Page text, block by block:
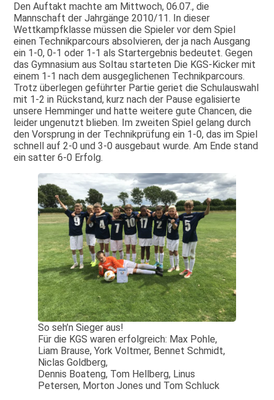
Den Auftakt machte am Mittwoch, 06.07., die
Mannschaft der Jahrgänge 2010/11. In dieser
Wettkampfklasse müssen die Spieler vor dem Spiel
einen Technikparcours absolvieren, der ja nach Ausgang
ein 1-0, 0-1 oder 1-1 als Startergebnis bedeutet. Gegen
das Gymnasium aus Soltau starteten Die KGS-Kicker mit
einem 1-1 nach dem ausgeglichenen Technikparcours.
Trotz überlegen geführter Partie geriet die Schulauswahl
mit 1-2 in Rückstand, kurz nach der Pause egalisierte
unsere Hemminger und hatte weitere gute Chancen, die
leider ungenutzt blieben. Im zweiten Spiel gelang durch
den Vorsprung in der Technikprüfung ein 1-0, das im Spiel
schnell auf 2-0 und 3-0 ausgebaut wurde. Am Ende stand
ein satter 6-0 Erfolg.
So seh’n Sieger aus!
Für die KGS waren erfolgreich: Max Pohle,
Liam Brause, York Voltmer, Bennet Schmidt,
Niclas Goldberg,
Dennis Boateng, Tom Hellberg, Linus
Petersen, Morton Jones und Tom Schluck